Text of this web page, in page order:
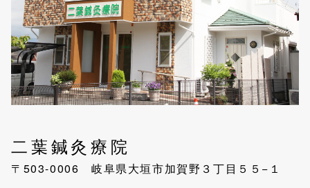
二葉鍼灸療院
〒503-0006 岐阜県大垣市加賀野３丁目５５−１